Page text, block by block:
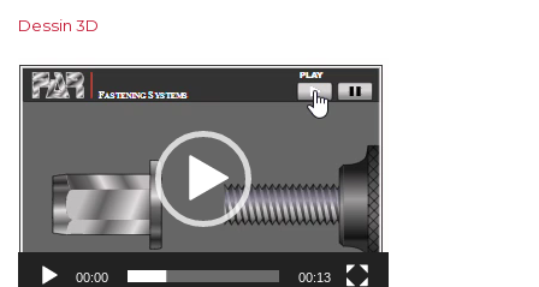
Dessin 3D
Lecteur
vidéo
00:00 00:13